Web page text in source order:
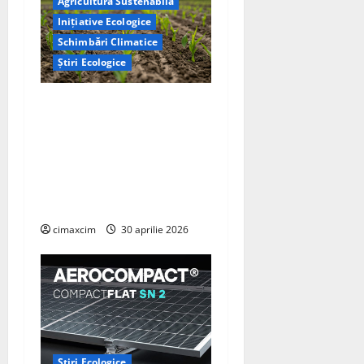
Inițiative Ecologice
Schimbări Climatice
Știri Ecologice
cimaxcim 30 aprilie 2026